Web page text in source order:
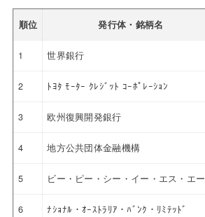
順位 発行体・銘柄名
1 世界銀行
2 ﾄﾖﾀ ﾓｰﾀｰ ｸﾚｼﾞｯﾄ ｺｰﾎﾟﾚｰｼｮﾝ
3 欧州復興開発銀行
4 地方公共団体金融機構
5 ビー・ピー・シー・イー・エス・エー
6 ﾅｼｮﾅﾙ・ｵｰｽﾄﾗﾘｱ・ﾊﾞﾝｸ・ﾘﾐﾃｯﾄﾞ